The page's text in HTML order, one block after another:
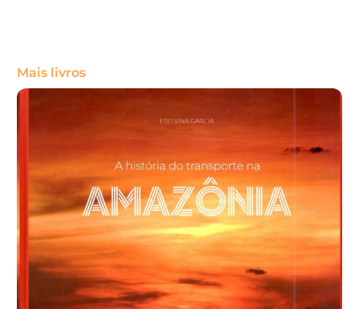
Mais livros